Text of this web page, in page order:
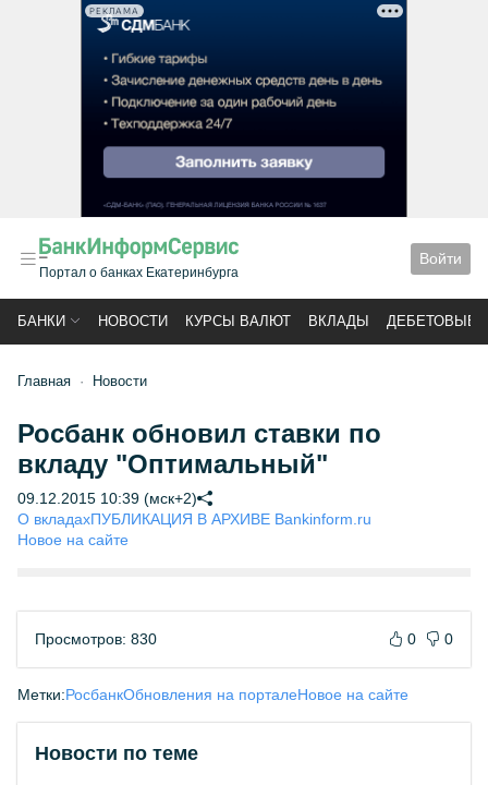
РЕКЛАМА
Портал о банках Екатеринбурга
Войти
БАНКИ НОВОСТИ КУРСЫ ВАЛЮТ ВКЛАДЫ ДЕБЕТОВЫЕ
Главная Новости
Росбанк обновил ставки по
вкладу "Оптимальный"
09.12.2015 10:39 (мск+2)
О вкладахПУБЛИКАЦИЯ В АРХИВЕ Bankinform.ru
Новое на сайте
Просмотров: 830 0 0
Метки:РосбанкОбновления на порталеНовое на сайте
Новости по теме